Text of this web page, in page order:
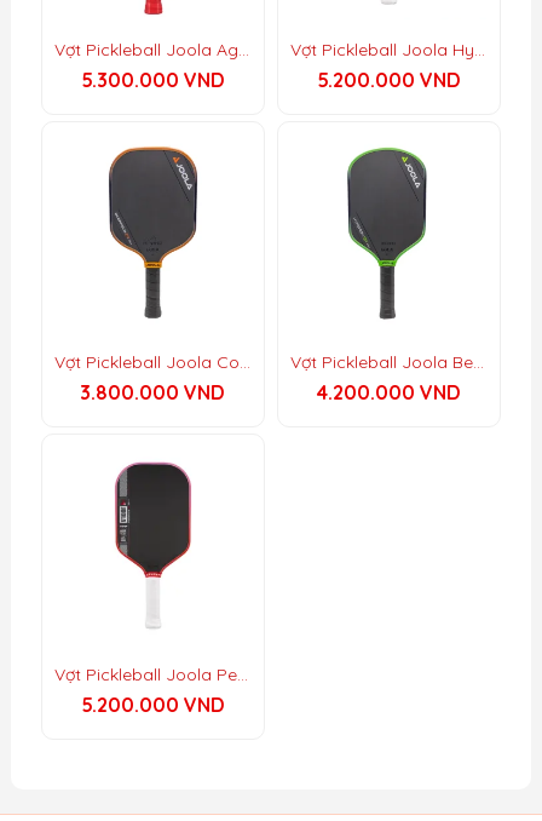
Vợt Pickleball Joola Agassi Pro
5.300.000 VND
Vợt Pickleball Joola Hyperion Pro IV – Vietnam Colorway
5.200.000VND
Vợt Pickleball Joola Collin Johns Scorpeus 3S 16mm
3.800.000VND
Vợt Pickleball Joola Ben Johns Hyperion 3S 16mm
4.200.000VND
Vợt Pickleball Joola Perseus Pro IV – Asia Colorway
5.200.000 VND